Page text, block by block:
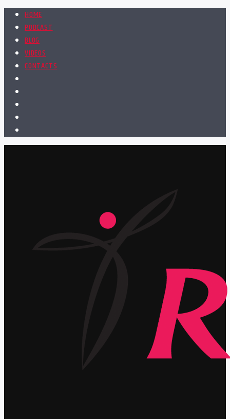
HOME
PODCAST
BLOG
VIDEOS
CONTACTS